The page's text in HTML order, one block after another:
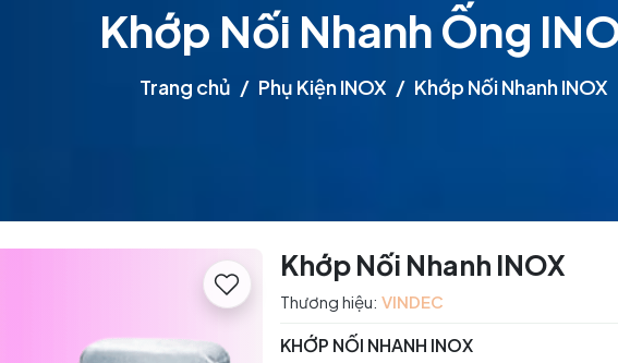
Khớp Nối Nhanh Ống
Trang chủ Phụ Kiện INOX Khớp Nối Nhanh INOX
Khớp Nối Nhanh INOX
Thương hiệu: VINDEC
KHỚP NỐI NHANH INOX